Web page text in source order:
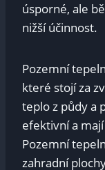
úsporné, ale
nižší účinnost.
Pozemní
které stojí za
teplo z půdy a
efektivní a
Pozemní
zahradní